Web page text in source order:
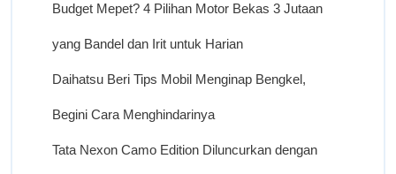
Budget Mepet? 4 Pilihan Motor Bekas 3 Jutaan
yang Bandel dan Irit untuk Harian
Daihatsu Beri Tips Mobil Menginap Bengkel,
Begini Cara Menghindarinya
Tata Nexon Camo Edition Diluncurkan dengan